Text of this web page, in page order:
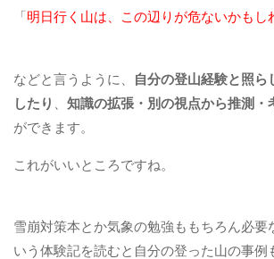
「明日行く山は、この辺りが危ないかもし
などと言うように、
自分の登山経験と照ら
したり
知識の拡張・別の視点から推測・
ができます。
これがいいところですね。
雪崩対策本とか気象の勉強ももちろん必要
いう体験記を読むと自分の登った山の事例